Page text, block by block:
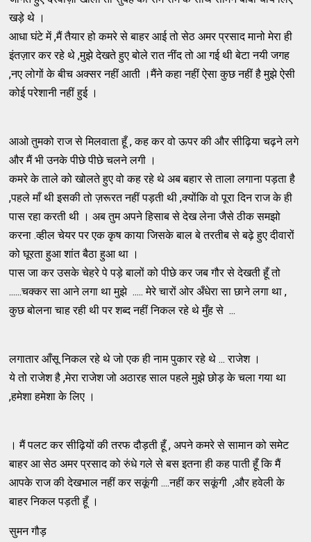
खड़े थे ।
आधा घंटे में ,मैं तैयार हो कमरे से बाहर आई तो सेठ अमर प्रसाद मानो मेरा ही
इंतज़ार कर रहे थे ,मुझे देखते हुए बोले रात नींद तो आ गई थी बेटा नयी जगह
,नए लोगों के बीच अक्सर नहीं आती ।मैंने कहा नहीं ऐसा कुछ नहीं है मुझे ऐसी
कोई परेशानी नहीं हुई ।
आओ तुमको राज से मिलवाता हूँ , कह कर वो ऊपर की और सीढ़िया चढ़ने लगे
और मैं भी उनके पीछे पीछे चलने लगी ।
कमरे के ताले को खोलते हुए वो कह रहे थे अब बहार से ताला लगाना पड़ता है
,पहले माँ थी इसकी तो ज़रूरत नहीं पड़ती थी ,क्योंकि वो पूरा दिन राज के ही
पास रहा करती थी । अब तुम अपने हिसाब से देख लेना जैसे ठीक समझो
करना .व्हील चेयर पर एक कृष काया जिसके बाल बे तरतीब से बढ़े हुए दीवारों
को घूरता हुआ शांत बैठा हुआ था ।
पास जा कर उसके चेहरे पे पड़े बालों को पीछे कर जब गौर से देखती हूँ तो
......चक्कर सा आने लगा था मुझे ..... मेरे चारों ओर अँधेरा सा छाने लगा था ,
कुछ बोलना चाह रही थी पर शब्द नहीं निकल रहे थे मुँह से ...
लगातार आँसू निकल रहे थे जो एक ही नाम पुकार रहे थे ... राजेश ।
ये तो राजेश है ,मेरा राजेश जो अठारह साल पहले मुझे छोड़ के चला गया था
,हमेशा हमेशा के लिए ।
। मैं पलट कर सीढ़ियों की तरफ दौड़ती हूँ , अपने कमरे से सामान को समेट
बाहर आ सेठ अमर प्रसाद को रुंधे गले से बस इतना ही कह पाती हूँ कि मैं
आपके राज की देखभाल नहीं कर सकूंगी ....नहीं कर सकूंगी ,और हवेली के
बाहर निकल पड़ती हूँ ।
सुमन गौड़